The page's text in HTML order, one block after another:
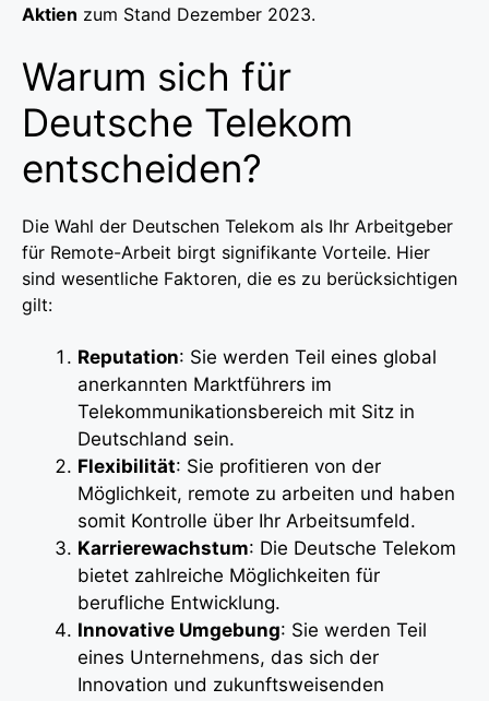
Aktien zum Stand Dezember 2023.
Warum sich für
Deutsche Telekom
entscheiden?
Die Wahl der Deutschen Telekom als Ihr Arbeitgeber
für Remote-Arbeit birgt signifikante Vorteile. Hier
sind wesentliche Faktoren, die es zu berücksichtigen
gilt:
Reputation: Sie werden Teil eines global
anerkannten Marktführers im
Telekommunikationsbereich mit Sitz in
Deutschland sein.
Flexibilität: Sie profitieren von der
Möglichkeit, remote zu arbeiten und haben
somit Kontrolle über Ihr Arbeitsumfeld.
Karrierewachstum: Die Deutsche Telekom
bietet zahlreiche Möglichkeiten für
berufliche Entwicklung.
Innovative Umgebung: Sie werden Teil
eines Unternehmens, das sich der
Innovation und zukunftsweisenden